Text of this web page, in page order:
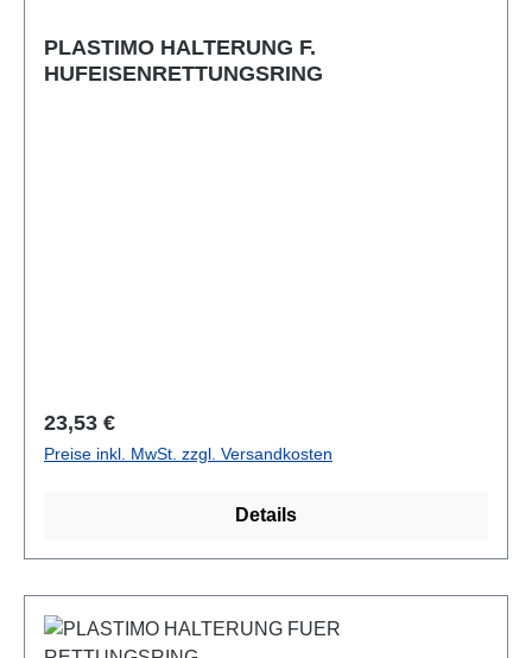
PLASTIMO HALTERUNG F.
HUFEISENRETTUNGSRING
Regulärer Preis:
23,53 €
Preise inkl. MwSt. zzgl. Versandkosten
Details